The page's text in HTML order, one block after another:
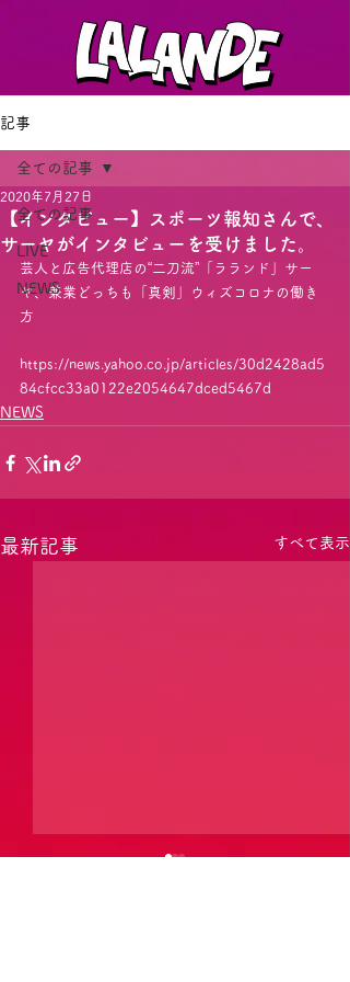
記事
全ての記事
LIVE
NEWS
全ての記事
【インタビュー】スポーツ報知さんで、
サーヤがインタビューを受けました。
2020年7月27日
芸人と広告代理店の“二刀流”「ラランド」サー
ヤ、兼業どっちも「真剣」ウィズコロナの働き
方
https://news.yahoo.co.jp/articles/30d2428ad5
84cfcc33a0122e2054647dced5467d
NEWS
最新記事 すべて表示